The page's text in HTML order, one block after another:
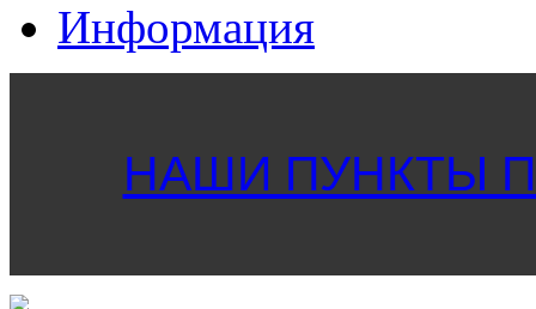
Информация
НАШИ ПУНКТЫ